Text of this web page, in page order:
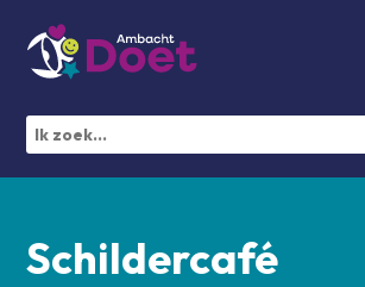
Schildercafé